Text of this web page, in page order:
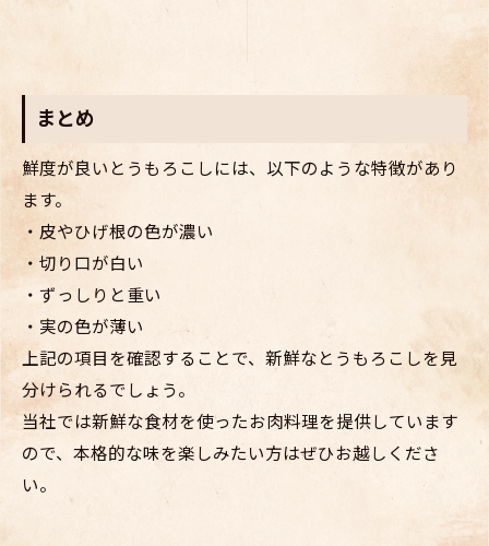
まとめ
鮮度が良いとうもろこしには、以下のような特徴があり
ます。
・皮やひげ根の色が濃い
・切り口が白い
・ずっしりと重い
・実の色が薄い
上記の項目を確認することで、新鮮なとうもろこしを見
分けられるでしょう。
当社では新鮮な食材を使ったお肉料理を提供しています
ので、本格的な味を楽しみたい方はぜひお越しくださ
い。